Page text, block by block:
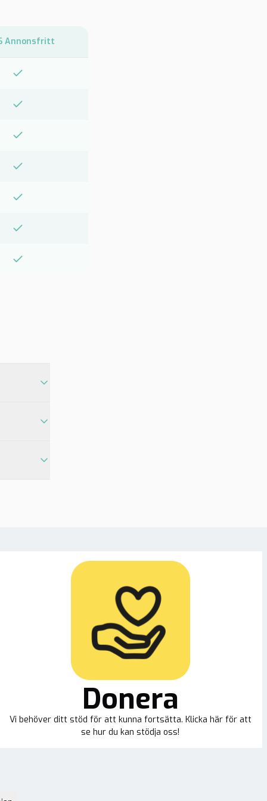
Annonsfritt
Donera
Vi behöver ditt stöd för att kunna fortsätta. Klicka här för att
se hur du kan stödja oss!